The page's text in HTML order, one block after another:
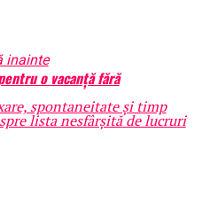
inainte
o vacanță fără
spontaneitate și timp
lista nesfârșită de lucruri